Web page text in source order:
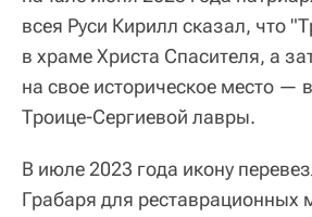
всея Руси Кирилл сказал, что
в храме Христа Спасителя, а
на свое историческое место —
Троице-Сергиевой лавры.
В июле 2023 года икону
Грабаря для реставрационных